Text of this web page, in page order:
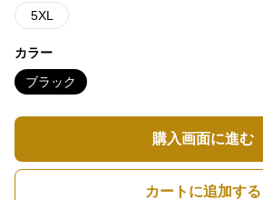
5XL
カラー
ブラック
購入画面に進む
カートに追加する